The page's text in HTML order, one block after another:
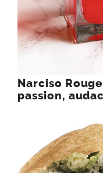
Narciso
passion,